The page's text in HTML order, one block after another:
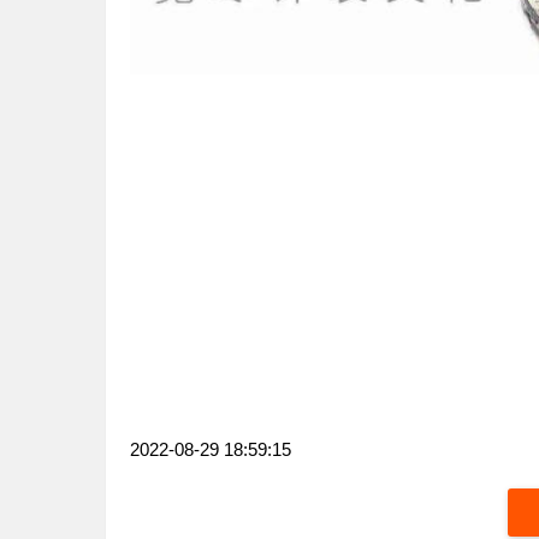
2022-08-29 18:59:15